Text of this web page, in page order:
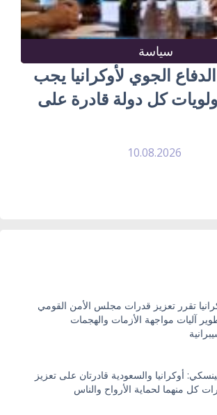
سياسة
الجوي لأوكرانيا يجب
كل دولة قادرة على
10.08.2026
تقرر تعزيز قدرات مجلس الأمن القومي
آليات مواجهة الأزمات والهجمات
أوكرانيا والسعودية قادرتان على تعزيز
كل منهما لحماية الأرواح والناس